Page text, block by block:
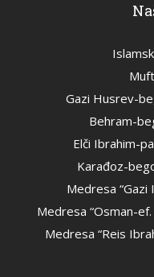
Gazi Husrev-
Behram-
Elči Ibrahim-
Karađoz-
Medresa “Gazi
Medresa “Osman-
Medresa “Reis